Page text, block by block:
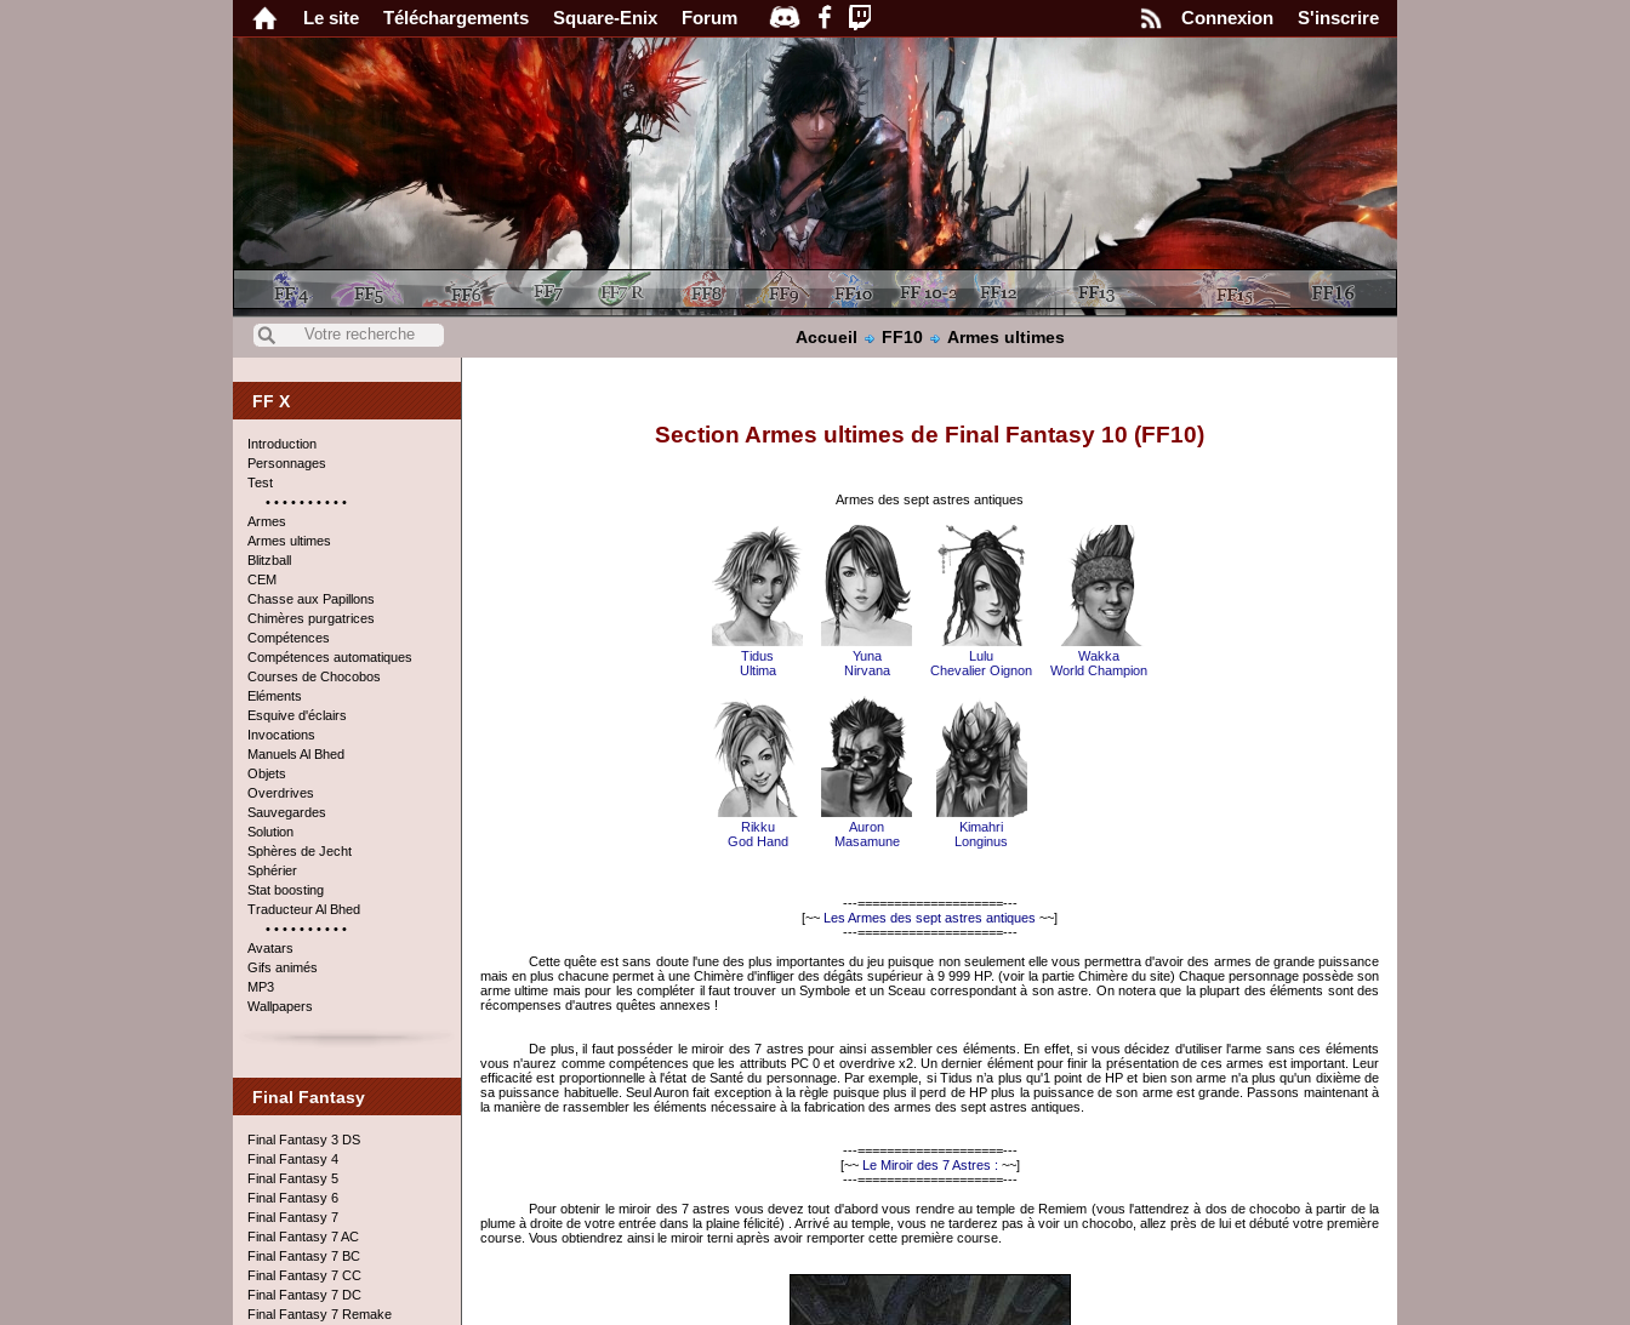
Le site Téléchargements Square-Enix Forum S'inscrire
Connexion
Accueil FF10 Armes ultimes
FF X
Introduction
Personnages
Test
• • • • • • • • • •
Armes
Armes ultimes
Blitzball
CEM
Chasse aux Papillons
Chimères purgatrices
Compétences
Compétences automatiques
Courses de Chocobos
Eléments
Esquive d'éclairs
Invocations
Manuels Al Bhed
Objets
Overdrives
Sauvegardes
Solution
Sphères de Jecht
Sphérier
Stat boosting
Traducteur Al Bhed
• • • • • • • • • •
Avatars
Gifs animés
MP3
Wallpapers
Final Fantasy
Final Fantasy 3 DS
Final Fantasy 4
Final Fantasy 5
Final Fantasy 6
Final Fantasy 7
Final Fantasy 7 AC
Final Fantasy 7 BC
Final Fantasy 7 CC
Final Fantasy 7 DC
Final Fantasy 7 Remake
Section Armes ultimes de Final Fantasy 10 (FF10)
Armes des sept astres antiques
Tidus
Ultima
Yuna
Nirvana
Lulu
Chevalier Oignon
Wakka
World Champion
Rikku
God Hand
Auron
Masamune
Kimahri
Longinus
---====================---
[~~ Les Armes des sept astres antiques ~~]
---====================---
Cette quête est sans doute l'une des plus importantes du jeu puisque non seulement elle vous permettra d'avoir des armes de grande puissance
mais en plus chacune permet à une Chimère d'infliger des dégâts supérieur à 9 999 HP. (voir la partie Chimère du site) Chaque personnage possède son
arme ultime mais pour les compléter il faut trouver un Symbole et un Sceau correspondant à son astre. On notera que la plupart des éléments sont des
récompenses d'autres quêtes annexes !
De plus, il faut posséder le miroir des 7 astres pour ainsi assembler ces éléments. En effet, si vous décidez d'utiliser l'arme sans ces éléments
vous n'aurez comme compétences que les attributs PC 0 et overdrive x2. Un dernier élément pour finir la présentation de ces armes est important. Leur
efficacité est proportionnelle à l'état de Santé du personnage. Par exemple, si Tidus n’a plus qu'1 point de HP et bien son arme n'a plus qu'un dixième de
sa puissance habituelle. Seul Auron fait exception à la règle puisque plus il perd de HP plus la puissance de son arme est grande. Passons maintenant à
la manière de rassembler les éléments nécessaire à la fabrication des armes des sept astres antiques.
---====================---
[~~ Le Miroir des 7 Astres : ~~]
---====================---
Pour obtenir le miroir des 7 astres vous devez tout d'abord vous rendre au temple de Remiem (vous l'attendrez à dos de chocobo à partir de la
plume à droite de votre entrée dans la plaine félicité) . Arrivé au temple, vous ne tarderez pas à voir un chocobo, allez près de lui et débuté votre première
course. Vous obtiendrez ainsi le miroir terni après avoir remporter cette première course.